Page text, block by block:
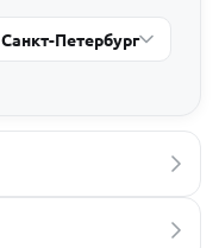
Санкт-Петербург